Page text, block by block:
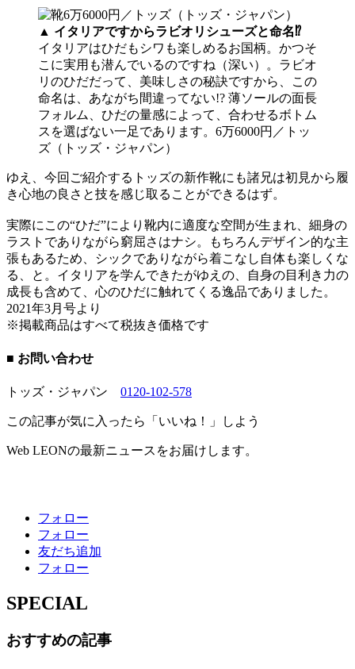
▲ イタリアですからラビオリシューズと命名⁉
イタリアはひだもシワも楽しめるお国柄。かつそ
こに実用も潜んでいるのですね（深い）。ラビオ
リのひだだって、美味しさの秘訣ですから、この
命名は、あながち間違ってない!? 薄ソールの面長
フォルム、ひだの量感によって、合わせるボトム
スを選ばない一足であります。6万6000円／トッ
ズ（トッズ・ジャパン）
ゆえ、今回ご紹介するトッズの新作靴にも諸兄は初見から履
き心地の良さと技を感じ取ることができるはず。
実際にこの“ひだ”により靴内に適度な空間が生まれ、細身の
ラストでありながら窮屈さはナシ。もちろんデザイン的な主
張もあるため、シックでありながら着こなし自体も楽しくな
る、と。イタリアを学んできたがゆえの、自身の目利き力の
成長も含めて、心のひだに触れてくる逸品でありました。
2021年3月号より
※掲載商品はすべて税抜き価格です
■ お問い合わせ
トッズ・ジャパン 0120-102-578
この記事が気に入ったら「いいね！」しよう
Web LEONの最新ニュースをお届けします。
フォロー
フォロー
友だち追加
フォロー
SPECIAL
おすすめの記事